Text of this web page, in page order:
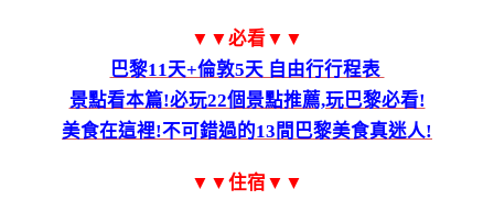
▼▼必看▼▼
巴黎11天+倫敦5天 自由行行程表
景點看本篇!必玩22個景點推薦,玩巴黎必看!
美食在這裡!不可錯過的13間巴黎美食真迷人!
▼▼住宿▼▼